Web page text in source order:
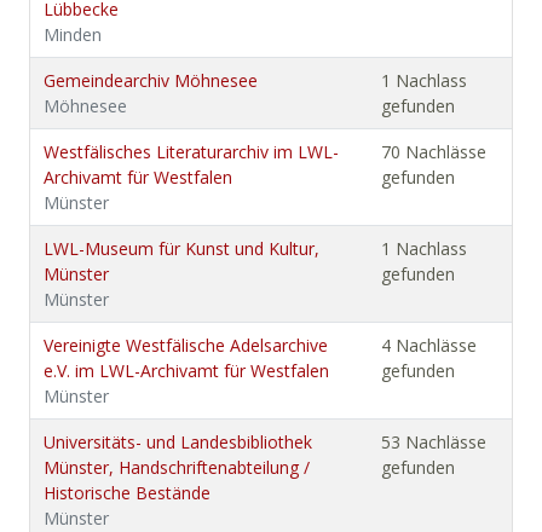
Lübbecke
Minden
Gemeindearchiv Möhnesee
Möhnesee
1 Nachlass
gefunden
Westfälisches Literaturarchiv im LWL-
Archivamt für Westfalen
Münster
70 Nachlässe
gefunden
LWL-Museum für Kunst und Kultur,
Münster
Münster
1 Nachlass
gefunden
Vereinigte Westfälische Adelsarchive
e.V. im LWL-Archivamt für Westfalen
Münster
4 Nachlässe
gefunden
Universitäts- und Landesbibliothek
Münster, Handschriftenabteilung /
Historische Bestände
Münster
53 Nachlässe
gefunden